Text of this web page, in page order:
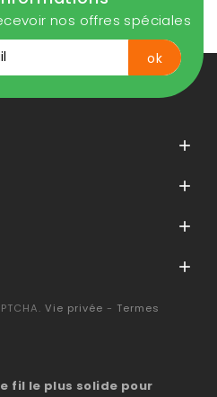
nos offres spéciales




Vie privée - Termes
fil le plus solide pour